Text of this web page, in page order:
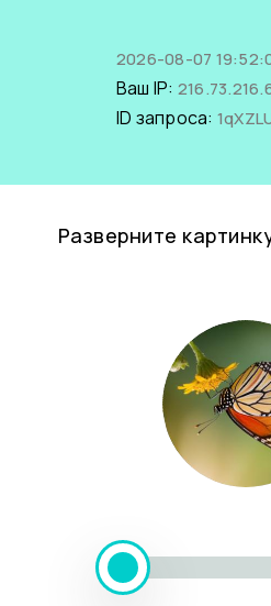
2026-08-07
Ваш IP:
ID запроса:
Разверните